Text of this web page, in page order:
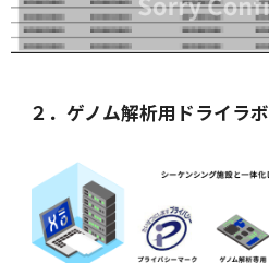
２．ゲノム解析用ドライラボ